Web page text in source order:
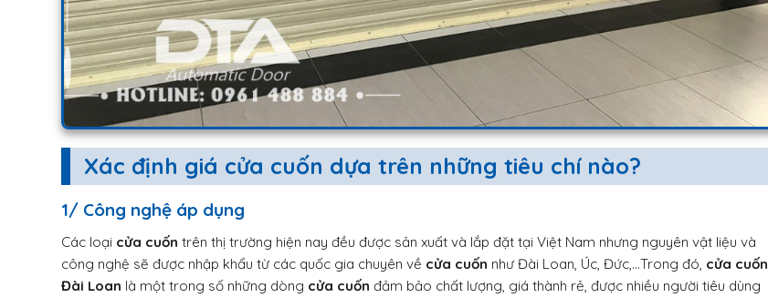
Xác định giá cửa cuốn dựa trên những tiêu chí nào?
1/ Công nghệ áp dụng
Các loại cửa cuốn trên thị trường hiện nay đều được sản xuất và lắp đặt tại Việt Nam nhưng nguyên vật liệu và
công nghệ sẽ được nhập khẩu từ các quốc gia chuyên về cửa cuốn như Đài Loan, Úc, Đức,…Trong đó, cửa cuốn
Đài Loan là một trong số những dòng cửa cuốn đảm bảo chất lượng, giá thành rẻ, được nhiều người tiêu dùng